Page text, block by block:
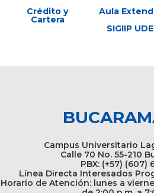
Crédito y
Cartera
Aula
SIGIIP
Campus Universitario
Calle 70 No. 55-210
PBX: (+57) (607)
Línea Directa Interesados
Horario de Atención: lunes a